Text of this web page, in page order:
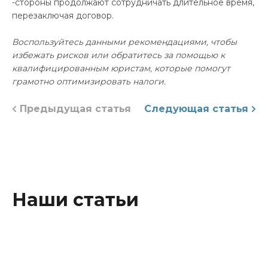
-стороны продолжают сотрудничать длительное время,
перезаключая договор.
Воспользуйтесь данными рекомендациями, чтобы
избежать рисков или обратитесь за помощью к
квалифицированным юристам, которые помогут
грамотно оптимизировать налоги.
Предыдущая статья Следующая статья
Наши статьи